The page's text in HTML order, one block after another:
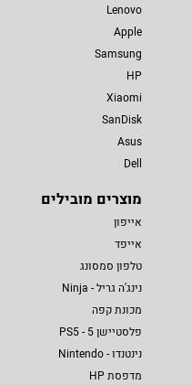
Lenovo
Apple
Samsung
HP
Xiaomi
SanDisk
Asus
Dell
מוצרים מובילים
אייפון
אייפד
טלפון סמסונג
נינג'ה גריל - Ninja
מכונת קפה
פלסטיישן 5 - PS5
נינטנדו - Nintendo
מדפסת HP